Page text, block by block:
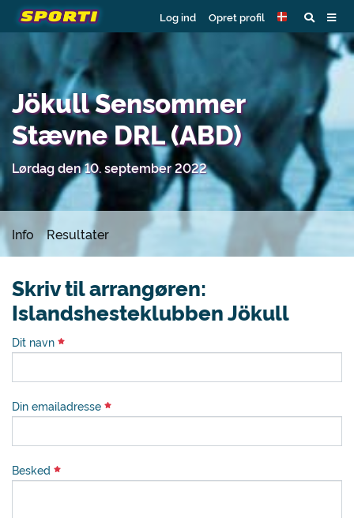
Log ind Opret profil
Jökull Sensommer
Stævne DRL (ABD)
Lørdag den 10. september 2022
Info Resultater
Skriv til arrangøren:
Islandshesteklubben Jökull
Dit navn
Din emailadresse
Besked